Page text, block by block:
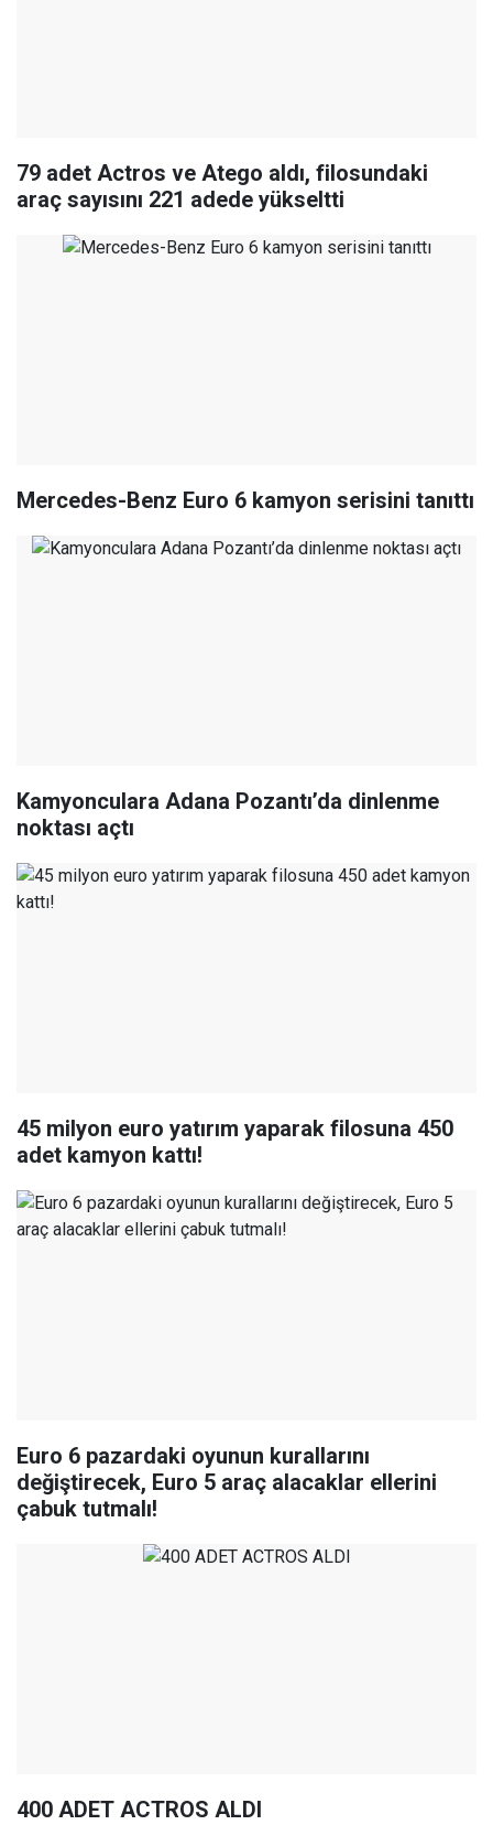
79 adet Actros ve Atego aldı, filosundaki
araç sayısını 221 adede yükseltti
Mercedes-Benz Euro 6 kamyon serisini tanıttı
Kamyonculara Adana Pozantı’da dinlenme
noktası açtı
45 milyon euro yatırım yaparak filosuna 450
adet kamyon kattı!
Euro 6 pazardaki oyunun kurallarını
değiştirecek, Euro 5 araç alacaklar ellerini
çabuk tutmalı!
400 ADET ACTROS ALDI